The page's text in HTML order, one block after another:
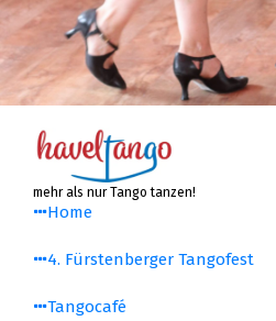
Zum
Inhalt
springen
mehr als nur Tango tanzen!
Home
4. Fürstenberger Tangofest
Tangocafé